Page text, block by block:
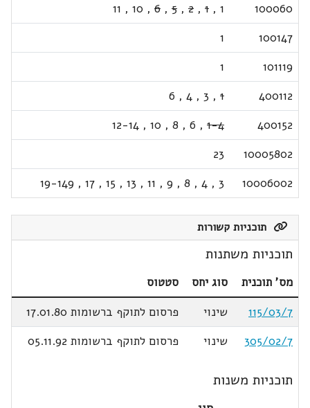
100060
1
,
1
,
2
,
5
,
6
,
10
,
11
100147
1
101119
1
400112
1
,
3
,
4
,
6
400152
1-4
,
6
,
8
,
10
,
12-14
10005802
23
10006002
3
,
4
,
8
,
9
,
11
,
13
,
15
,
17
,
19-149
תוכניות קשורות
תוכניות משתנות
מס' תוכנית סוג יחס
סטטוס
115/03/7
שינוי
פרסום לתוקף ברשומות 17.01.80
305/02/7
שינוי פרסום לתוקף ברשומות 05.11.92
תוכניות משנות